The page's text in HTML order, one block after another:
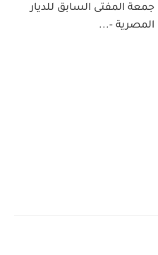
جمعة المفتى السابق للديار
المصرية -...